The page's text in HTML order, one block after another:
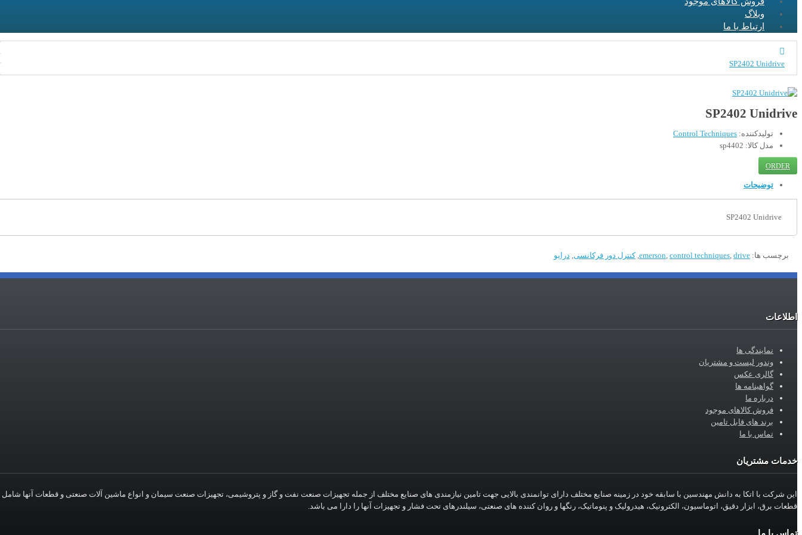
وبلاگ
ارتباط با ما
SP2402 Unidrive
SP2402 Unidrive
تولیدکننده: Control Techniques
مدل کالا: sp4402
ORDER
توضیحات
SP2402 Unidrive
برچسب ها: emerson, control techniques, drive
,کنترل دور فرکانسی, درایو
اطلاعات
نمایندگی ها
وندور لیست و مشتریان
گالری عکس
گواهینامه ها
درباره ما
فروش کالاهای موجود
برند های قابل تامین
تماس با ما
خدمات مشتریان
این شرکت با اتکا به دانش مهندسین با سابقه خود در زمینه صنایع مختلف دارای توانمندی بالایی جهت تامین نیازمندی های صنایع مختلف از جمله تجهیزات صنعت نفت و گاز و پتروشیمی، تجهیزات صنعت سیمان و انواع ماشین آلات صنعتی و قطعات آنها شامل
قطعات برق، ابزار دقیق، اتوماسیون، الکترونیک، هیدرولیک و پنوماتیک، رنگها و روان کننده های صنعتی، سیلندرهای تحت فشار و تجهیزات آنها را دارا می باشد.